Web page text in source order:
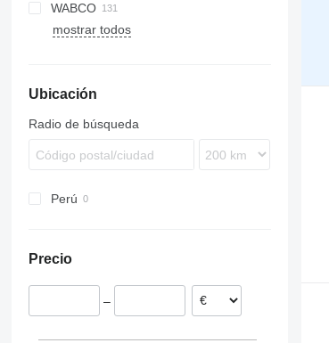
Evadys
Karosa
Recreo
Urbino
7700
9900
WABCO
mostrar todos
Ubicación
Radio de búsqueda
Perú
Precio
–